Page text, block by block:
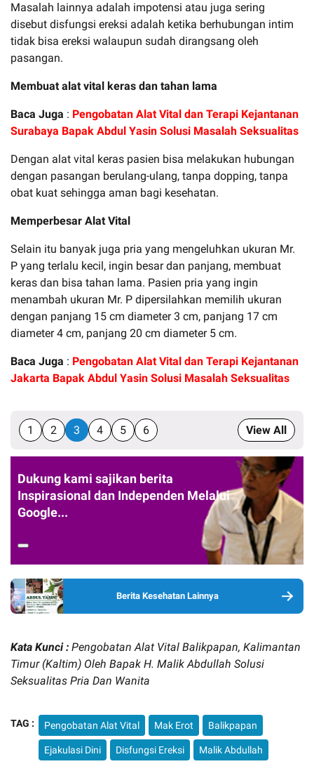
Masalah lainnya adalah impotensi atau juga sering
disebut disfungsi ereksi adalah ketika berhubungan intim
tidak bisa ereksi walaupun sudah dirangsang oleh
pasangan.
Membuat alat vital keras dan tahan lama
Baca Juga : Pengobatan Alat Vital dan Terapi Kejantanan
Surabaya Bapak Abdul Yasin Solusi Masalah Seksualitas
Dengan alat vital keras pasien bisa melakukan hubungan
dengan pasangan berulang-ulang, tanpa dopping, tanpa
obat kuat sehingga aman bagi kesehatan.
Memperbesar Alat Vital
Selain itu banyak juga pria yang mengeluhkan ukuran Mr.
P yang terlalu kecil, ingin besar dan panjang, membuat
keras dan bisa tahan lama. Pasien pria yang ingin
menambah ukuran Mr. P dipersilahkan memilih ukuran
dengan panjang 15 cm diameter 3 cm, panjang 17 cm
diameter 4 cm, panjang 20 cm diameter 5 cm.
Baca Juga : Pengobatan Alat Vital dan Terapi Kejantanan
Jakarta Bapak Abdul Yasin Solusi Masalah Seksualitas
1 2 3 4 5 6 View All
Dukung kami sajikan berita
Inspirasional dan Independen Melalui
Google...
Berita Kesehatan Lainnya
Kata Kunci : Pengobatan Alat Vital Balikpapan, Kalimantan
Timur (Kaltim) Oleh Bapak H. Malik Abdullah Solusi
Seksualitas Pria Dan Wanita
TAG : Pengobatan Alat Vital Mak Erot Balikpapan
Ejakulasi Dini Disfungsi Ereksi Malik Abdullah